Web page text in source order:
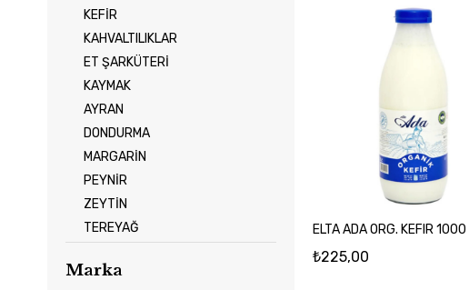
KEFİR
KAHVALTILIKLAR
ET ŞARKÜTERİ
KAYMAK
AYRAN
DONDURMA
MARGARİN
PEYNİR
ZEYTİN
TEREYAĞ
SÜTLÜ TATLI-KREMA
Marka
ELTA ADA ORG. KEFIR 1000
₺225,00